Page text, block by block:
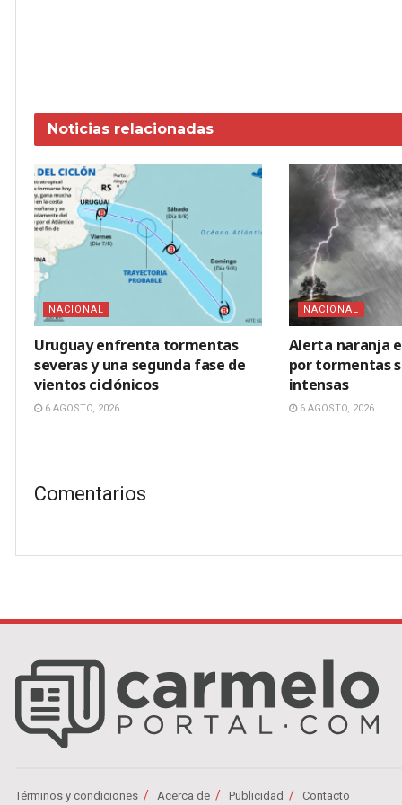
Noticias relacionadas
NACIONAL
Uruguay enfrenta tormentas
severas y una segunda fase de
vientos ciclónicos
6 AGOSTO, 2026
NACIONAL
Alerta naranja
por tormentas
intensas
6 AGOSTO, 2026
Comentarios
Términos y condiciones Acerca de Publicidad Contacto